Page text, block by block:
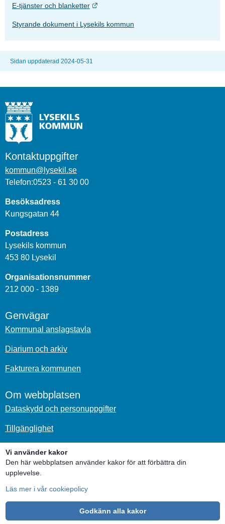
Vi använder kakor
Den här webbplatsen använder kakor för att förbättra din
upplevelse.
Läs mer i vår cookiepolicy
Godkänn alla kakor
E-tjänster och blanketter Länk till annan webbplats.
Styrande dokument i Lysekils kommun
Sidan uppdaterad 2024-05-31
Kontaktuppgifter
kommun@lysekil.se
Telefon:0523 - 61 30 00
Besöksadress
Kungsgatan 44
Postadress
Lysekils kommun
453 80 Lysekil
Organisationsnummer
212 000 - 1389
Genvägar
Kommunal anslagstavla
Diarium och arkiv
Fakturera kommunen
Om webbplatsen
Dataskydd och personuppgifter
Tillgänglighet
Om kakor
Sociala medier